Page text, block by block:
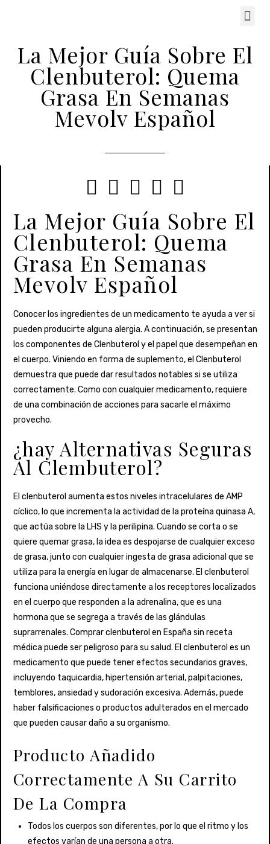
La Mejor Guía Sobre El
Clenbuterol: Quema
Grasa En Semanas
Mevolv Español
    
La Mejor Guía Sobre El
Clenbuterol: Quema
Grasa En Semanas
Mevolv Español
Conocer los ingredientes de un medicamento te ayuda a ver si
pueden producirte alguna alergia. A continuación, se presentan
los componentes de Clenbuterol y el papel que desempeñan en
el cuerpo. Viniendo en forma de suplemento, el Clenbuterol
demuestra que puede dar resultados notables si se utiliza
correctamente. Como con cualquier medicamento, requiere
de una combinación de acciones para sacarle el máximo
provecho.
¿hay Alternativas Seguras
Al Clembuterol?
El clenbuterol aumenta estos niveles intracelulares de AMP
cíclico, lo que incrementa la actividad de la proteína quinasa A,
que actúa sobre la LHS y la perilipina. Cuando se corta o se
quiere quemar grasa, la idea es despojarse de cualquier exceso
de grasa, junto con cualquier ingesta de grasa adicional que se
utiliza para la energía en lugar de almacenarse. El clenbuterol
funciona uniéndose directamente a los receptores localizados
en el cuerpo que responden a la adrenalina, que es una
hormona que se segrega a través de las glándulas
suprarrenales. Comprar clenbuterol en España sin receta
médica puede ser peligroso para su salud. El clenbuterol es un
medicamento que puede tener efectos secundarios graves,
incluyendo taquicardia, hipertensión arterial, palpitaciones,
temblores, ansiedad y sudoración excesiva. Además, puede
haber falsificaciones o productos adulterados en el mercado
que pueden causar daño a su organismo.
Producto Añadido
Correctamente A Su Carrito
De La Compra
Todos los cuerpos son diferentes, por lo que el ritmo y los
efectos varían de una persona a otra.